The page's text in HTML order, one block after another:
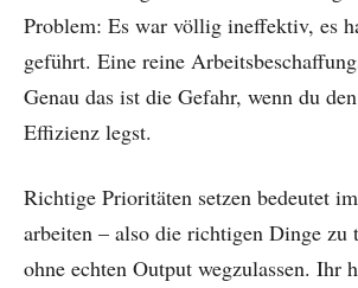
Problem: Es war völlig ineffektiv, es
geführt. Eine reine
Genau das ist die Gefahr, wenn du
Effizienz legst.
Richtige Prioritäten setzen bedeutet
arbeiten – also die richtigen Dinge zu
ohne echten Output wegzulassen. Ihr